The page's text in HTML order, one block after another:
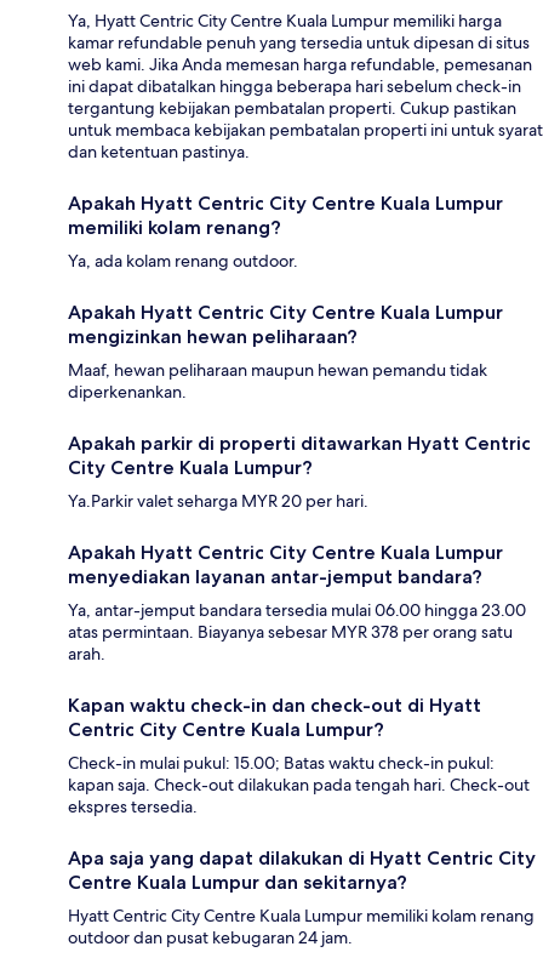
Ya, Hyatt Centric City Centre Kuala Lumpur memiliki harga
kamar refundable penuh yang tersedia untuk dipesan di situs
web kami. Jika Anda memesan harga refundable, pemesanan
ini dapat dibatalkan hingga beberapa hari sebelum check-in
tergantung kebijakan pembatalan properti. Cukup pastikan
untuk membaca kebijakan pembatalan properti ini untuk syarat
dan ketentuan pastinya.
Apakah Hyatt Centric City Centre Kuala Lumpur
memiliki kolam renang?
Ya, ada kolam renang outdoor.
Apakah Hyatt Centric City Centre Kuala Lumpur
mengizinkan hewan peliharaan?
Maaf, hewan peliharaan maupun hewan pemandu tidak
diperkenankan.
Apakah parkir di properti ditawarkan Hyatt Centric
City Centre Kuala Lumpur?
Ya.Parkir valet seharga MYR 20 per hari.
Apakah Hyatt Centric City Centre Kuala Lumpur
menyediakan layanan antar-jemput bandara?
Ya, antar-jemput bandara tersedia mulai 06.00 hingga 23.00
atas permintaan. Biayanya sebesar MYR 378 per orang satu
arah.
Kapan waktu check-in dan check-out di Hyatt
Centric City Centre Kuala Lumpur?
Check-in mulai pukul: 15.00; Batas waktu check-in pukul:
kapan saja. Check-out dilakukan pada tengah hari. Check-out
ekspres tersedia.
Apa saja yang dapat dilakukan di Hyatt Centric City
Centre Kuala Lumpur dan sekitarnya?
Hyatt Centric City Centre Kuala Lumpur memiliki kolam renang
outdoor dan pusat kebugaran 24 jam.